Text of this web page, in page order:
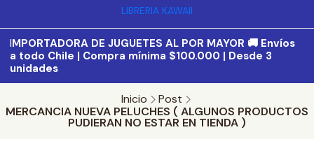
LIBRERIA KAWAII
IMPORTADORA DE JUGUETES AL POR MAYOR 🚚 Envíos
a todo Chile | Compra mínima $100.000 | Desde 3
unidades
Inicio
Post
MERCANCIA NUEVA PELUCHES ( ALGUNOS PRODUCTOS
PUDIERAN NO ESTAR EN TIENDA )